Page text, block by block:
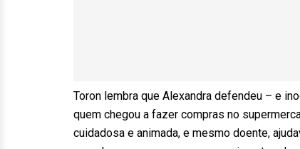
Toron lembra que Alexandra defendeu – e
quem chegou a fazer compras no
cuidadosa e animada, e mesmo doente,